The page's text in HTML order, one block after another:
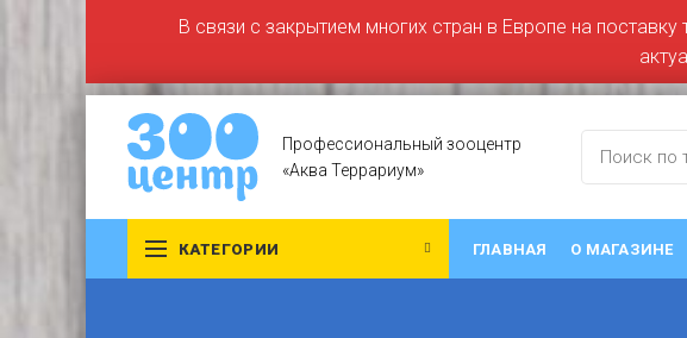
Профессиональный зооцентр
«Аква Террариум»
КАТЕГОРИИ ГЛАВНАЯ О МАГАЗИНЕ
В связи с закрытием многих стран в Европе на поставку